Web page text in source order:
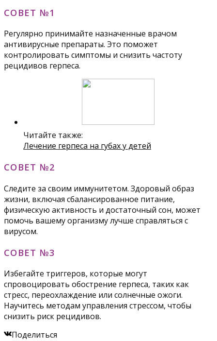
СОВЕТ №1
Регулярно принимайте назначенные врачом
антивирусные препараты. Это поможет
контролировать симптомы и снизить частоту
рецидивов герпеса.
Читайте также:
Лечение герпеса на губах у детей
СОВЕТ №2
Следите за своим иммунитетом. Здоровый образ
жизни, включая сбалансированное питание,
физическую активность и достаточный сон, может
помочь вашему организму лучше справляться с
вирусом.
СОВЕТ №3
Избегайте триггеров, которые могут
спровоцировать обострение герпеса, таких как
стресс, переохлаждение или солнечные ожоги.
Научитесь методам управления стрессом, чтобы
снизить риск рецидивов.
Поделиться